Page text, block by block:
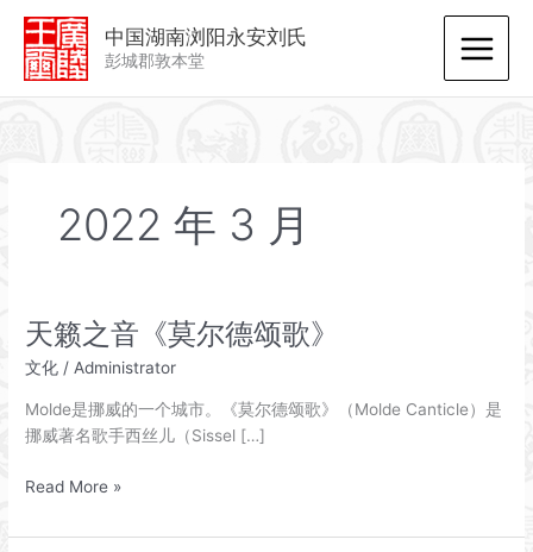
中国湖南浏阳永安刘氏
彭城郡敦本堂
2022 年 3 月
天籁之音《莫尔德颂歌》
文化 /Administrator
Molde是挪威的一个城市。《莫尔德颂歌》（Molde Canticle）是
挪威著名歌手西丝儿（Sissel […]
天
之
Read More »